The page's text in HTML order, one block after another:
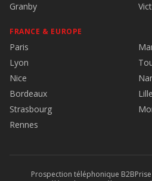
Granby
FRANCE & EUROPE
Paris
Lyon
Nice
Bordeaux
Lille
Strasbourg
Rennes
Prospection téléphonique B2B